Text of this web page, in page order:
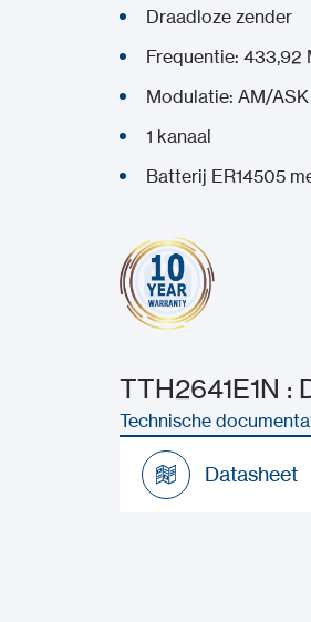
Draadloze zender
Frequentie: 433,92
Modulatie: AM/ASK
1 kanaal
Batterij ER14505
TTH2641E1N :
Technische
Datasheet